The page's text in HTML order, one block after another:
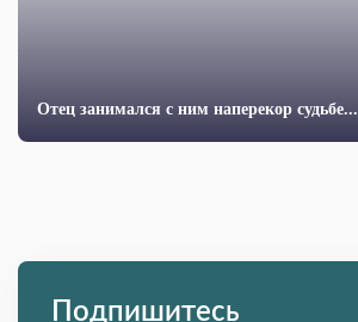
Отец занимался с ним наперекор судьбе...
Подпишитесь